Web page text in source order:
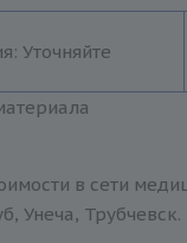
Уточняйте
в сети
Унеча, Трубчевск.